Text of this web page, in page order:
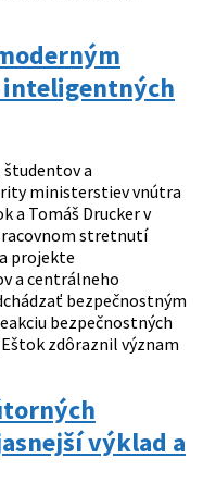
a
ministerstiev vnútra
a Tomáš Drucker v
stretnutí
projekte
a centrálneho
bezpečnostným
bezpečnostných
zdôraznil význam
výklad a